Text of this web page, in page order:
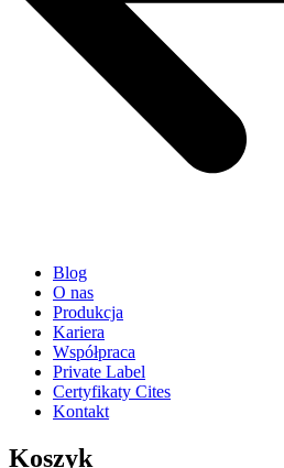
Blog
O nas
Produkcja
Kariera
Współpraca
Private Label
Certyfikaty Cites
Kontakt
Koszyk